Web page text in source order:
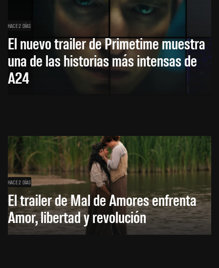
HACE 2 DÍAS
El nuevo trailer de Primetime muestra
una de las historias más intensas de
A24
HACE 2 DÍAS
El trailer de Mal de Amores enfrenta
Amor, libertad y revolución